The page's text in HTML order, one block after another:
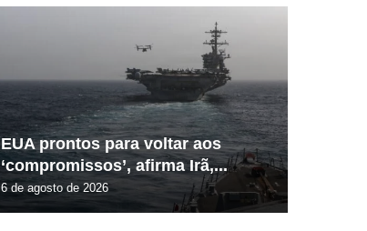
EUA prontos para voltar aos
‘compromissos’, afirma Irã,...
6 de agosto de 2026